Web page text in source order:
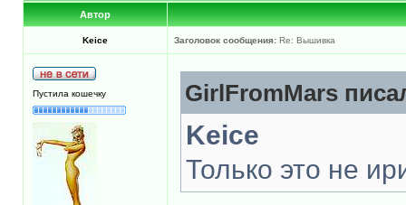
Автор
Keice Заголовок сообщения: Re: Вышивка
Пустила кошечку GirlFromMars
Keice
Только это не